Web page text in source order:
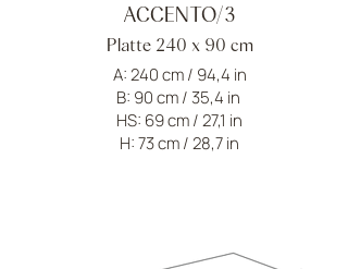
ACCENTO/3
Platte 240 x 90 cm
A: 240 cm / 94,4 in
B: 90 cm / 35,4 in
HS: 69 cm / 27,1 in
H: 73 cm / 28,7 in